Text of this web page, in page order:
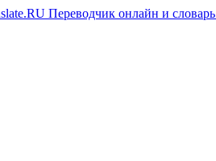
Переводчик онлайн и словарь